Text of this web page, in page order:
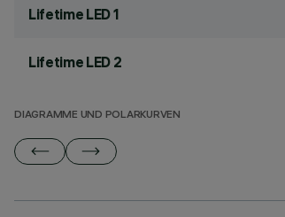
Lifetime LED 1
Lifetime LED 2
DIAGRAMME UND POLARKURVEN